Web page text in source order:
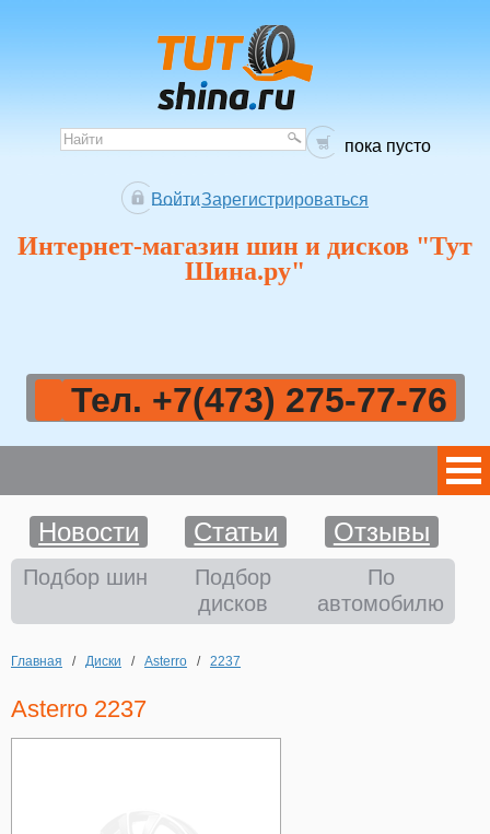
пока пусто
Зарегистрироваться
Войти
Интернет-магазин шин и дисков "Тут
Шина.ру"
Тел. +7(473) 275-77-76
Шины
Диски
Аккумуляторы
Аксессуары
Новости Статьи Отзывы
Подбор шин
Подбор
дисков
По
автомобилю
Главная / Диски / Asterro / 2237
Asterro 2237